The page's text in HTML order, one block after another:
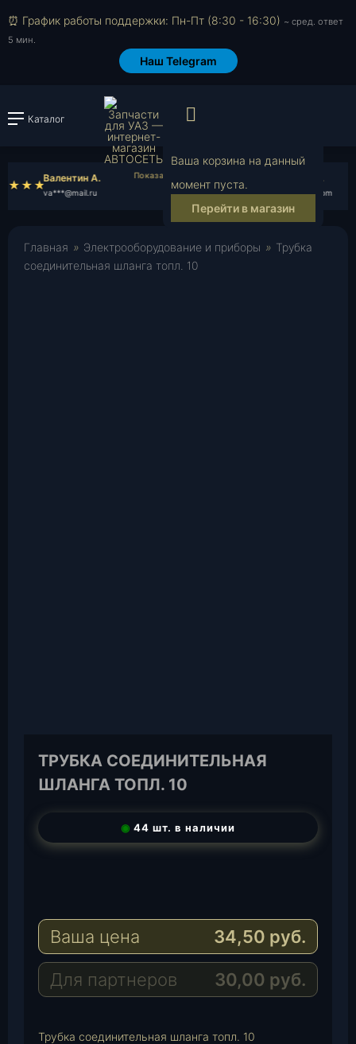
⏰ График работы поддержки: Пн-Пт (8:30 - 16:30) ~ сред. ответ
5 мин.
Наш Telegram
Каталог Войти или
Ваша корзина на данный
момент пуста.
Перейти в магазин
Валентин А.
va***@mail.ru vs***@gmail.com
Главная » Электрооборудование и приборы » Трубка
соединительная шланга топл. 10
ТРУБКА СОЕДИНИТЕЛЬНАЯ
ШЛАНГА ТОПЛ. 10
◉ 44 шт. в наличии
e
r
a
m
a
s
A
p
a
i
l
Ваша цена 34,50 руб.
Для партнеров 30,00 руб.
Трубка соединительная шланга топл. 10